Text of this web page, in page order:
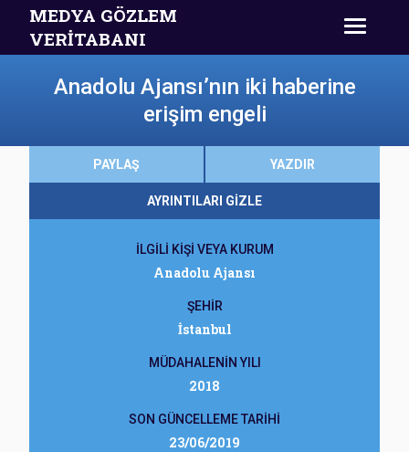
MEDYA GÖZLEM
VERİTABANI
Anadolu Ajansı’nın iki haberine
erişim engeli
PAYLAŞ YAZDIR
AYRINTILARI GİZLE
İLGİLİ KİŞİ VEYA KURUM
Anadolu Ajansı
ŞEHİR
İstanbul
MÜDAHALENİN YILI
2018
SON GÜNCELLEME TARİHİ
23/06/2019